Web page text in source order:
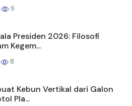
9
Presiden 2026: Filosofi
Kegem...
8
Kebun Vertikal dari Galon
Pla...